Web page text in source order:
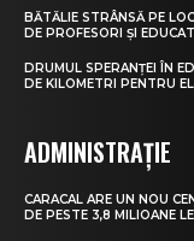
BĂTĂLIE STRÂNSĂ PE
DE PROFESORI ȘI
DRUMUL SPERANȚEI ÎN
DE KILOMETRI PENTRU
ADMINISTRAȚIE
CARACAL ARE UN NOU
DE PESTE 3,8 MILIOANE